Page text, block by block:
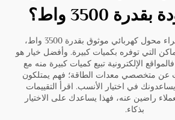
3500 واط؟
إذا كنت تبحث عن شراء محول كهربائي موثوق بقدرة 3500 واط،
التي توفره بكميات كبيرة. وأفضل خيار هو
الإلكترونية تبيع كميات كبيرة منه مع
عن متخصصي معدات الطاقة؛ فهم يمتلكون
في اختيار الأنسب. اقرأ التقييمات
راضين عنه، فهذا يساعدك على الاختيار
بذكاء.